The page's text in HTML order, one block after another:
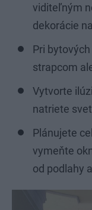
viditeľným
dekorácie
Pri
strapcom
Vytvorte
natriete
Plánujete
vymeňte
od podlahy